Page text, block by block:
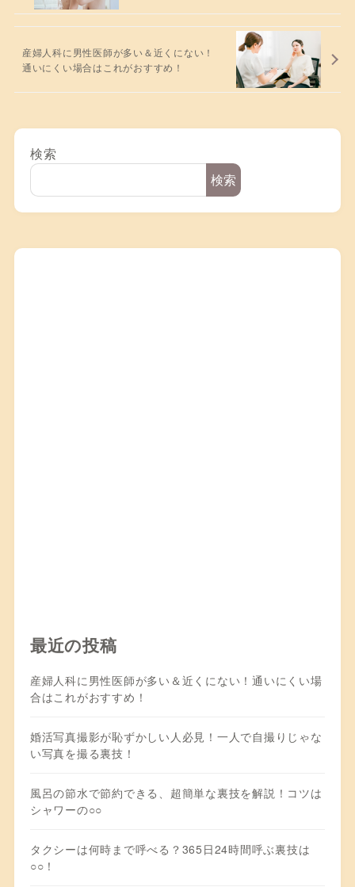
産婦人科に男性医師が多い＆近くにない！
通いにくい場合はこれがおすすめ！
検索
検索
最近の投稿
産婦人科に男性医師が多い＆近くにない！通いにくい場
合はこれがおすすめ！
婚活写真撮影が恥ずかしい人必見！一人で自撮りじゃな
い写真を撮る裏技！
風呂の節水で節約できる、超簡単な裏技を解説！コツは
シャワーの○○
タクシーは何時まで呼べる？365日24時間呼ぶ裏技は
○○！